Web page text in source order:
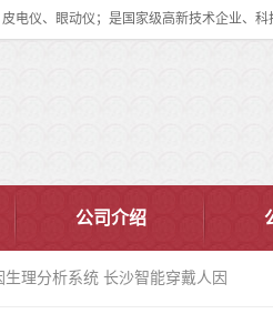
公司介绍
理分析系统 长沙智能穿戴人因